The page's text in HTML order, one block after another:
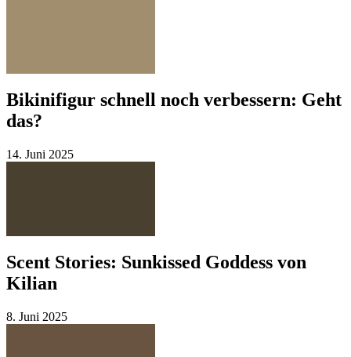
Bikinifigur schnell noch verbessern: Geht
das?
14. Juni 2025
Scent Stories: Sunkissed Goddess von
Kilian
8. Juni 2025